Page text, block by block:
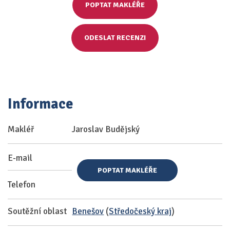
POPTAT MAKLÉŘE
ODESLAT RECENZI
Informace
Makléř Jaroslav Budějský
E-mail
Telefon
POPTAT MAKLÉŘE
Soutěžní oblast Benešov (Středočeský kraj)